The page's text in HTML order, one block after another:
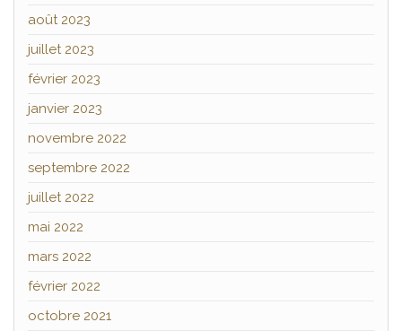
août 2023
juillet 2023
février 2023
janvier 2023
novembre 2022
septembre 2022
juillet 2022
mai 2022
mars 2022
février 2022
octobre 2021